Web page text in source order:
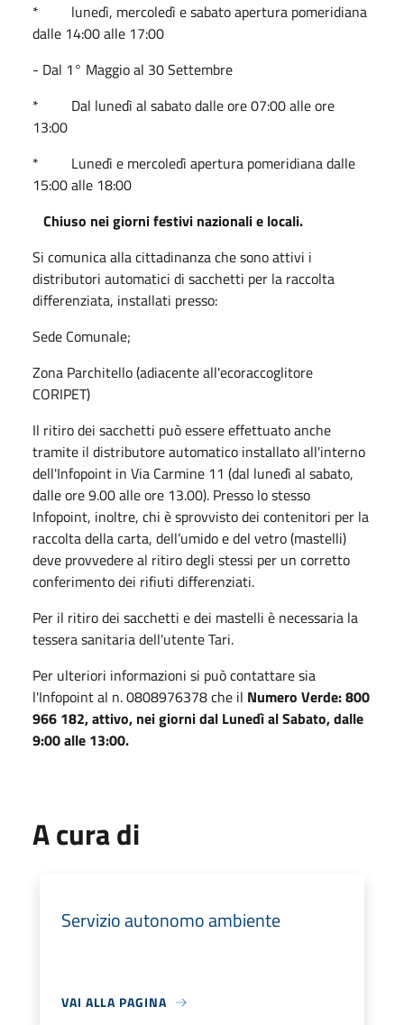
* lunedì, mercoledì e sabato apertura pomeridiana
dalle 14:00 alle 17:00
- Dal 1° Maggio al 30 Settembre
* Dal lunedì al sabato dalle ore 07:00 alle ore
13:00
* Lunedì e mercoledì apertura pomeridiana dalle
15:00 alle 18:00
Chiuso nei giorni festivi nazionali e locali.
Si comunica alla cittadinanza che sono attivi i
distributori automatici di sacchetti per la raccolta
differenziata, installati presso:
Sede Comunale;
Zona Parchitello (adiacente all'ecoraccoglitore
CORIPET)
Il ritiro dei sacchetti può essere effettuato anche
tramite il distributore automatico installato all'interno
dell'Infopoint in Via Carmine 11 (dal lunedì al sabato,
dalle ore 9.00 alle ore 13.00). Presso lo stesso
Infopoint, inoltre, chi è sprovvisto dei contenitori per la
raccolta della carta, dell’umido e del vetro (mastelli)
deve provvedere al ritiro degli stessi per un corretto
conferimento dei rifiuti differenziati.
Per il ritiro dei sacchetti e dei mastelli è necessaria la
tessera sanitaria dell'utente Tari.
Per ulteriori informazioni si può contattare sia
l'Infopoint al n. 0808976378 che il Numero Verde: 800
966 182, attivo, nei giorni dal Lunedì al Sabato, dalle
9:00 alle 13:00.
A cura di
Servizio autonomo ambiente
VAI ALLA PAGINA